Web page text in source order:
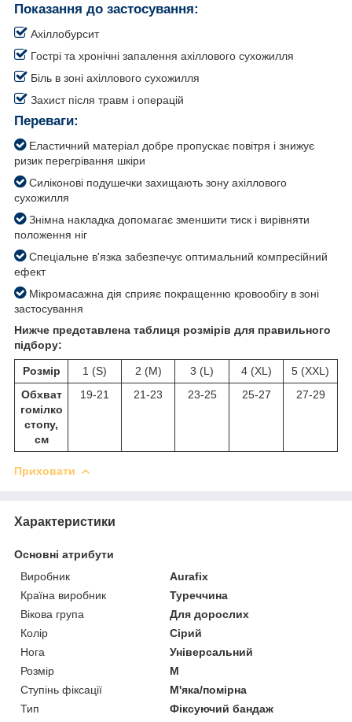
Показання до застосування:
Ахіллобурсит
Гострі та хронічні запалення ахіллового сухожилля
Біль в зоні ахіллового сухожилля
Захист після травм і операцій
Переваги:
Еластичний матеріал добре пропускає повітря і знижує
ризик перегрівання шкіри
Силіконові подушечки захищають зону ахіллового
сухожилля
Знімна накладка допомагає зменшити тиск і вирівняти
положення ніг
Спеціальне в'язка забезпечує оптимальний компресійний
ефект
Мікромасажна дія сприяє покращенню кровообігу в зоні
застосування
Нижче представлена таблиця розмірів для правильного
підбору:
Розмір 1 (S) 2 (M) 3 (L) 4 (XL)
5 (XXL)
Обхват
гомілко
стопу,
см
19-21 21-23 23-25 25-27 27-29
Приховати
Характеристики
Основні атрибути
Виробник
Aurafix
Країна виробник
Туреччина
Вікова група
Для дорослих
Колір
Сірий
Нога
Універсальний
Розмір
M
Ступінь фіксації
М'яка/помірна
Тип
Фіксуючий бандаж